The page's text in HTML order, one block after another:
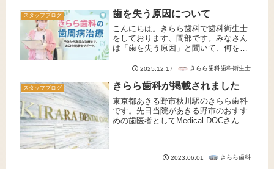
スタッフブログ 歯を失う原因について
こんにちは。きらら歯科で歯科衛生士
をしております、間部です。みなさん
は「歯を失う原因」と聞いて、何を思
を想像されるかもしれません。しか
は、実は虫歯ではなく「歯周病」**な...
2025.12.17 きらら歯科歯科衛生士
スタッフブログ きらら歯科が掲載されました
東京都あきる野市秋川駅のきらら歯科
です。先日当院があきる野市のおすす
めの歯医者としてMedical DOCさんに
2023.06.01 きらら歯科